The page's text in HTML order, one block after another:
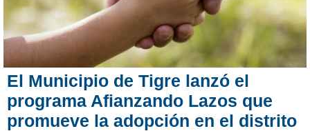
El Municipio de Tigre lanzó el
programa Afianzando Lazos que
promueve la adopción en el distrito